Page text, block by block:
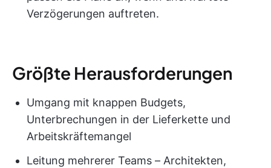
Verzögerungen auftreten.
Größte Herausforderungen
Umgang mit knappen Budgets,
Unterbrechungen in der Lieferkette und
Arbeitskräftemangel
Leitung mehrerer Teams – Architekten,